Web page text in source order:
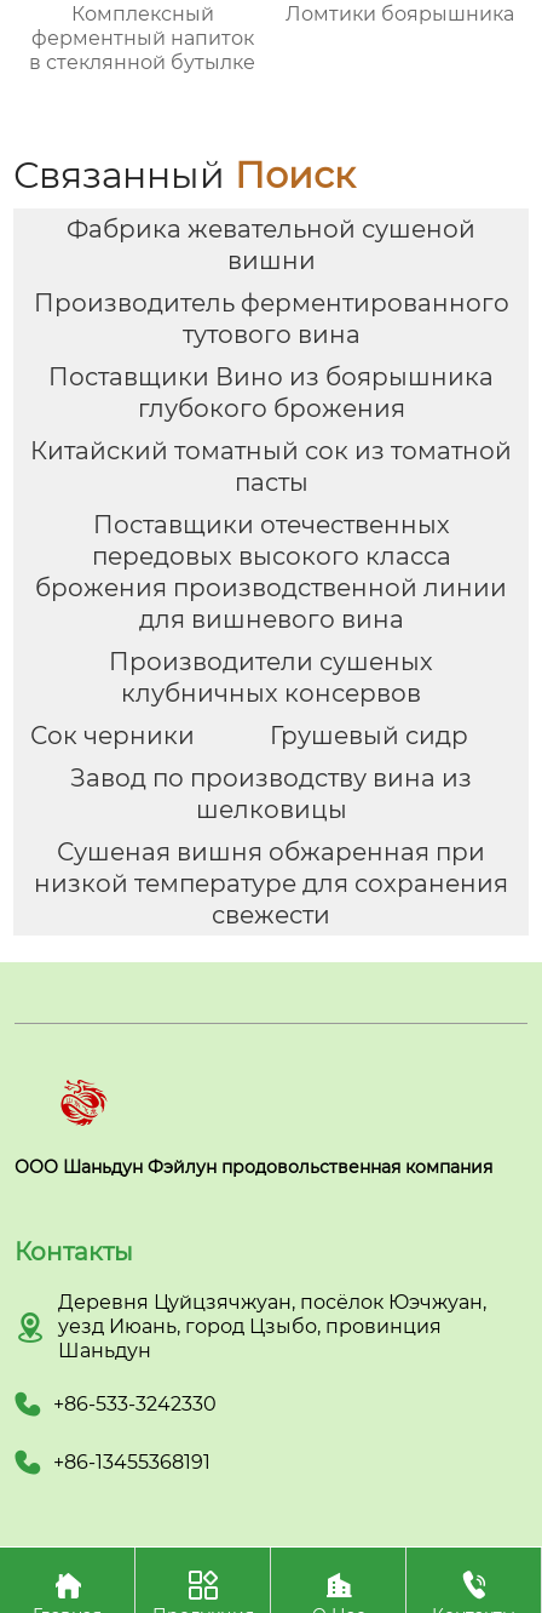
Комплексный
ферментный напиток
в стеклянной бутылке
Ломтики боярышника
Связанный Поиск
Фабрика жевательной сушеной
вишни
Производитель ферментированного
тутового вина
Поставщики Вино из боярышника
глубокого брожения
Китайский томатный сок из томатной
пасты
Поставщики отечественных
передовых высокого класса
брожения производственной линии
для вишневого вина
Производители сушеных
клубничных консервов
Сок черники
Грушевый сидр
Завод по производству вина из
шелковицы
Сушеная вишня обжаренная при
низкой температуре для сохранения
свежести
ООО Шаньдун Фэйлун продовольственная компания
Контакты

Деревня Цуйцзячжуан, посёлок Юэчжуан,
уезд Июань, город Цзыбо, провинция
Шаньдун
 +86-533-3242330
 +86-13455368191
Авторское право©ООО Шаньдун Фэйлун
   